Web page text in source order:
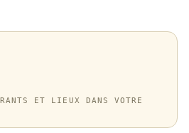
ET LIEUX DANS VOTRE